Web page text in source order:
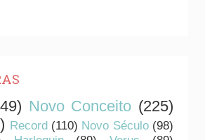
Novo Conceito (225)
Record (110) Novo Século (98)